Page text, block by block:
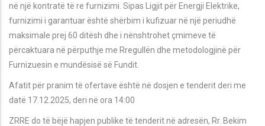
në një kontratë të re furnizimi. Sipas Ligjit për Energji Elektrike,
furnizimi i garantuar është shërbim i kufizuar në një periudhë
maksimale prej 60 ditësh dhe i nënshtrohet çmimeve të
përcaktuara në përputhje me Rregullën dhe metodologjinë për
Furnizuesin e mundësisë së Fundit.
Afatit për pranim të ofertave është në dosjen e tenderit deri me
datë 17.12.2025, deri në ora 14:00
ZRRE do të bëjë hapjen publike të tenderit në adresën, Rr. Bekim